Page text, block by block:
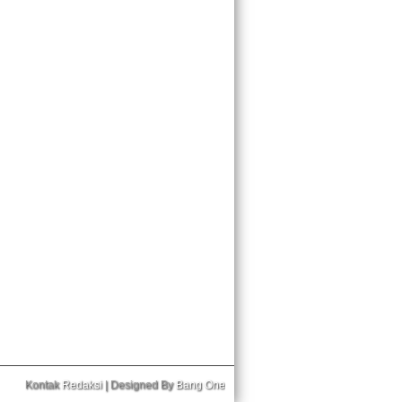
Kontak Redaksi| Designed By Bang One